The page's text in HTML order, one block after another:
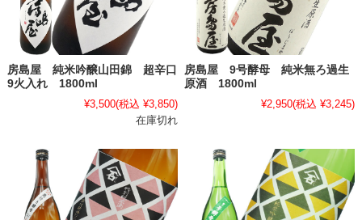
房島屋 純米吟醸山田錦 超辛口
9火入れ 1800ml
¥3,500(税込 ¥3,850)
在庫切れ
房島屋 9号酵母 純米無ろ過生
原酒 1800ml
¥2,950(税込 ¥3,245)